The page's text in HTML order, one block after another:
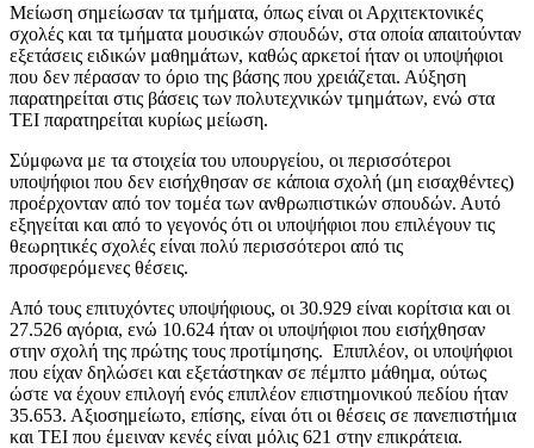
Μείωση σημείωσαν τα τμήματα, όπως είναι οι Αρχιτεκτονικές
σχολές και τα τμήματα μουσικών σπουδών, στα οποία απαιτούνταν
εξετάσεις ειδικών μαθημάτων, καθώς αρκετοί ήταν οι υποψήφιοι
που δεν πέρασαν το όριο της βάσης που χρειάζεται. Αύξηση
παρατηρείται στις βάσεις των πολυτεχνικών τμημάτων, ενώ στα
ΤΕΙ παρατηρείται κυρίως μείωση.
Σύμφωνα με τα στοιχεία του υπουργείου, οι περισσότεροι
υποψήφιοι που δεν εισήχθησαν σε κάποια σχολή (μη εισαχθέντες)
προέρχονταν από τον τομέα των ανθρωπιστικών σπουδών. Αυτό
εξηγείται και από το γεγονός ότι οι υποψήφιοι που επιλέγουν τις
θεωρητικές σχολές είναι πολύ περισσότεροι από τις
προσφερόμενες θέσεις.
Από τους επιτυχόντες υποψήφιους, οι 30.929 είναι κορίτσια και οι
27.526 αγόρια, ενώ 10.624 ήταν οι υποψήφιοι που εισήχθησαν
στην σχολή της πρώτης τους προτίμησης. Επιπλέον, οι υποψήφιοι
που είχαν δηλώσει και εξετάστηκαν σε πέμπτο μάθημα, ούτως
ώστε να έχουν επιλογή ενός επιπλέον επιστημονικού πεδίου ήταν
35.653. Αξιοσημείωτο, επίσης, είναι ότι οι θέσεις σε πανεπιστήμια
και ΤΕΙ που έμειναν κενές είναι μόλις 621 στην επικράτεια.